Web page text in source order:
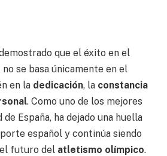
que el éxito en el
no se basa únicamente en el
en la dedicación, la constancia
. Como uno de los mejores
España, ha dejado una huella
español y continúa siendo
futuro del atletismo olímpico.